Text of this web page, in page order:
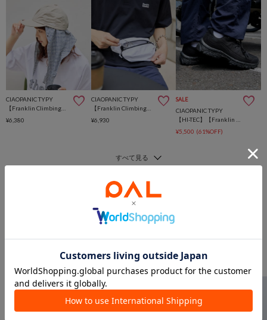
CIAOPANIC TYPY
¥6,380
CIAOPANIC TYPY
【Franklin Climbing】撥水ナイロンウエストポーチ
¥6,930
SALE
CIAOPANIC TYPY
¥5,500 (61%OFF)
このアイテムを見た人は
こんなアイテムも見ています
パンツからのおすすめ